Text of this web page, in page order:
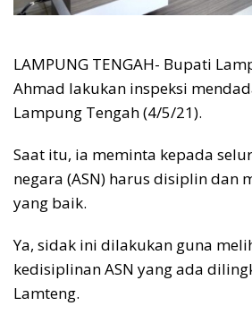
LAMPUNG TENGAH- Bupati
Ahmad lakukan inspeksi
Lampung Tengah (4/5/21).
Saat itu, ia meminta kepada
negara (ASN) harus disiplin dan
yang baik.
Ya, sidak ini dilakukan guna
kedisiplinan ASN yang ada
Lamteng.